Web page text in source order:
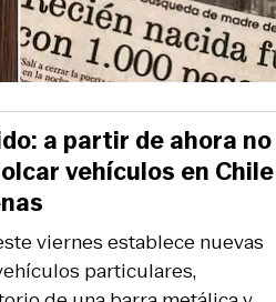
viernes establece nuevas
particulares,
a partir de ahora no
vehículos en Chile